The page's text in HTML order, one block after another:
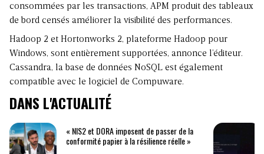
consommées par les transactions, APM produit des tableaux
de bord censés améliorer la visibilité des performances.
Hadoop 2 et Hortonworks 2, plateforme Hadoop pour
Windows, sont entièrement supportées, annonce l’éditeur.
Cassandra, la base de données NoSQL est également
compatible avec le logiciel de Compuware.
DANS L'ACTUALITÉ
« NIS2 et DORA imposent de passer de la
conformité papier à la résilience réelle »